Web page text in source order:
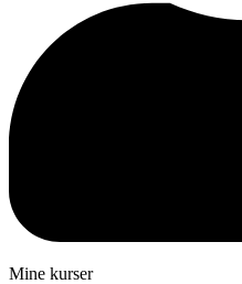
Mine kurser